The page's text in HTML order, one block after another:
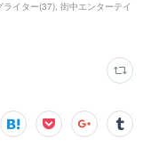
ライター(37) 街中エンターテイ